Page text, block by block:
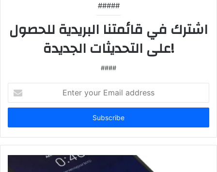
#####
اشترك في قائمتنا البريدية للحصول
على التحديثات الجديدة!
####
your
Email